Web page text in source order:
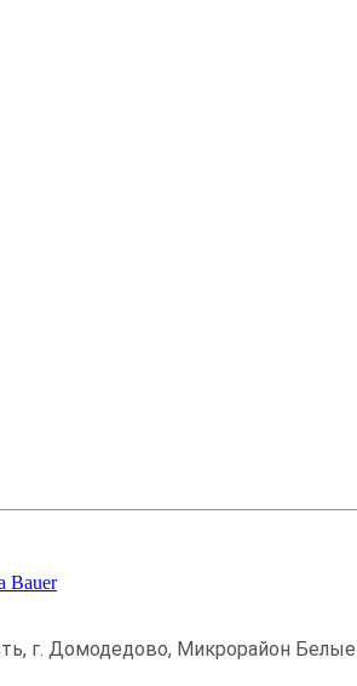
Bauer
г. Домодедово, Микрорайон